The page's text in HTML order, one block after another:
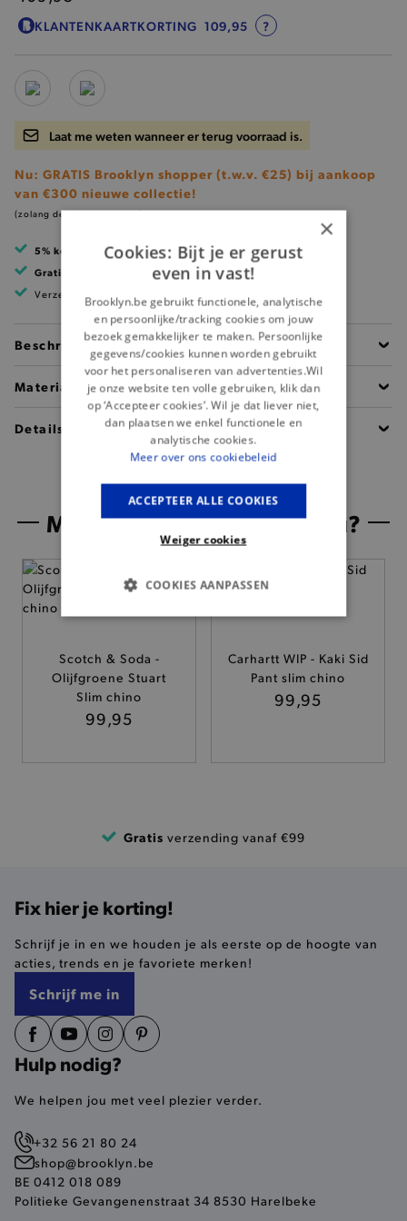
KLANTENKAARTKORTING 109,95 ?
Laat me weten wanneer er terug voorraad is.
Nu: GRATIS Brooklyn shopper (t.w.v. €25) bij aankoop
van €300 nieuwe collectie!
(zolang de voorraad strekt)
5% korting met klantenkaart
Gratis verzending
vanaf 99 EUR
Verzending binnen 1 à 2 werkdagen
Beschrijving
Materiaal
Details
Misschien is dit iets voor jou?
Scotch & Soda -
Olijfgroene Stuart
Slim chino
99,95
Carhartt WIP - Kaki Sid
Pant slim chino
99,95
Gratis verzending vanaf €99
Fix hier je korting!
Schrijf je in en we houden je als eerste op de hoogte van
acties, trends en je favoriete merken!
Schrijf me in
Hulp nodig?
We helpen jou met veel plezier verder.
+32 56 21 80 24
shop@brooklyn.be
BE 0412 018 089
Politieke Gevangenenstraat 34 8530 Harelbeke
×
Cookies: Bijt je er gerust
even in vast!
Brooklyn.be gebruikt functionele, analytische
en persoonlijke/tracking cookies om jouw
bezoek gemakkelijker te maken. Persoonlijke
gegevens/cookies kunnen worden gebruikt
voor het personaliseren van advertenties.Wil
je onze website ten volle gebruiken, klik dan
op ‘Accepteer cookies’. Wil je dat liever niet,
dan plaatsen we enkel functionele en
analytische cookies.
Meer over ons cookiebeleid
ACCEPTEER ALLE COOKIES
Weiger cookies
COOKIES AANPASSEN
BASIS COOKIES
ANALYTISCHE
Basis cookies Analytische
Targeting
smulervaring op de site en zorgen ervoor dat de
analytische en functionele cookies vullen hun
buikjes algemene bezoekersinformatie, maar
niet jouw identiteit.
Naam
product-added-modal
selected-val
pickupStoreVal